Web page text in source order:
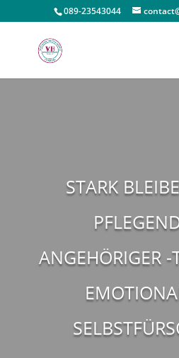
089-23543044
STARK
ANGEHÖRIGER -